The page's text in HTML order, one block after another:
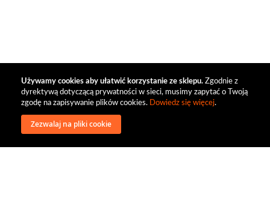
Używamy cookies aby ułatwić korzystanie ze sklepu. Zgodnie z
dyrektywą dotyczącą prywatności w sieci, musimy zapytać o Twoją
zgodę na zapisywanie plików cookies. Dowiedz się więcej.
Zezwalaj na pliki cookie